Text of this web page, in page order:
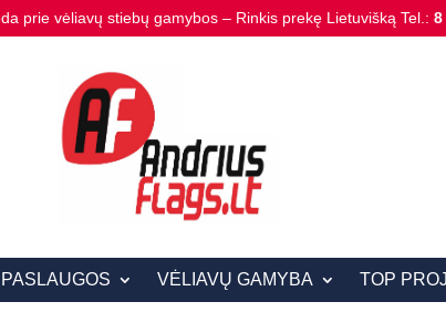
prie vėliavų stiebų gamybos – Rinkis prekę Lietuvišką Tel.: 8
PASLAUGOS VĖLIAVŲ GAMYBA TOP